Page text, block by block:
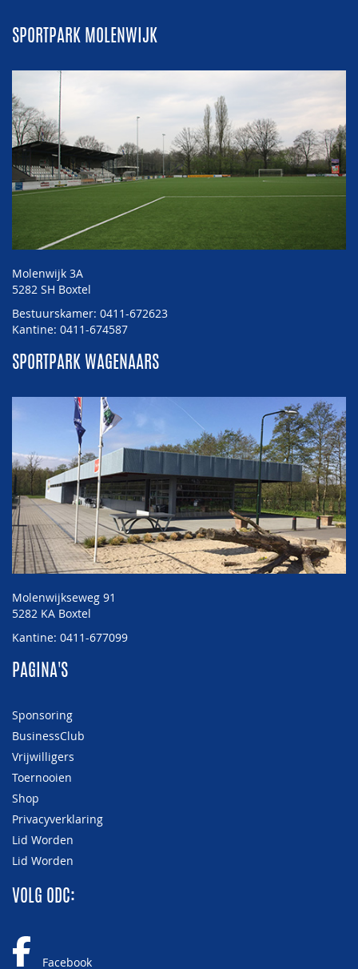
SPORTPARK MOLENWIJK
Molenwijk 3A
5282 SH Boxtel
Bestuurskamer: 0411-672623
Kantine: 0411-674587
SPORTPARK WAGENAARS
Molenwijkseweg 91
5282 KA Boxtel
Kantine: 0411-677099
PAGINA'S
Sponsoring
BusinessClub
Vrijwilligers
Toernooien
Shop
Privacyverklaring
Lid Worden
Lid Worden
VOLG ODC:
Facebook